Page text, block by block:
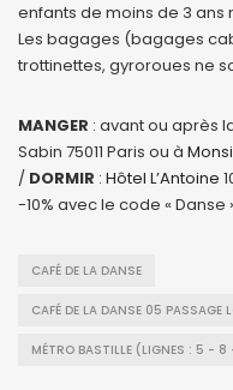
enfants de moins de 3 ans
Les bagages (bagages
trottinettes, gyroroues ne
MANGER : avant ou après
Sabin 75011 Paris ou à
/ DORMIR : Hôtel L’Antoine
-10% avec le code « Danse
CAFÉ DE LA DANSE
CAFÉ DE LA DANSE 05 PASSAGE
MÉTRO BASTILLE (LIGNES : 5 - 8